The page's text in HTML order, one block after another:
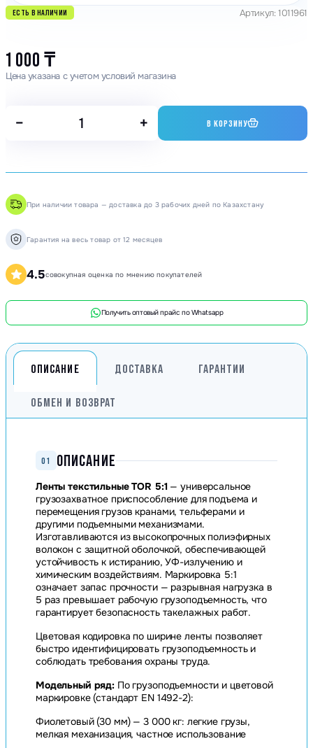
ЕСТЬ В НАЛИЧИИ Артикул: 1011961
1 000 ₸
Цена указана с учетом условий магазина
− + В КОРЗИНУ
При наличии товара — доставка до 3 рабочих дней по Казахстану
Гарантия на весь товар от 12 месяцев
4.5совокупная оценка по мнению покупателей
Получить оптовый прайс по Whatsapp
ОПИСАНИЕ ДОСТАВКА ГАРАНТИИ
ОБМЕН И ВОЗВРАТ
01 ОПИСАНИЕ
Ленты текстильные TOR 5:1— универсальное
грузозахватное приспособление для подъема и
перемещения грузов кранами, тельферами и
другими подъемными механизмами.
Изготавливаются из высокопрочных полиэфирных
волокон с защитной оболочкой, обеспечивающей
устойчивость к истиранию, УФ-излучению и
химическим воздействиям. Маркировка 5:1
означает запас прочности — разрывная нагрузка в
5 раз превышает рабочую грузоподъемность, что
гарантирует безопасность такелажных работ.
Цветовая кодировка по ширине ленты позволяет
быстро идентифицировать грузоподъемность и
соблюдать требования охраны труда.
Модельный ряд: По грузоподъемности и цветовой
маркировке (стандарт EN 1492-2):
Фиолетовый (30 мм) — 3 000 кг: легкие грузы,
мелкая механизация, частное использование